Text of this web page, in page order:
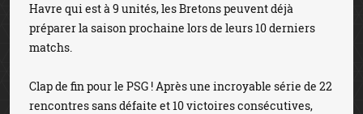
Havre qui est à 9 unités, les Bretons peuvent déjà
préparer la saison prochaine lors de leurs 10 derniers
matchs.
Clap de fin pour le PSG ! Après une incroyable série de 22
rencontres sans défaite et 10 victoires consécutives,